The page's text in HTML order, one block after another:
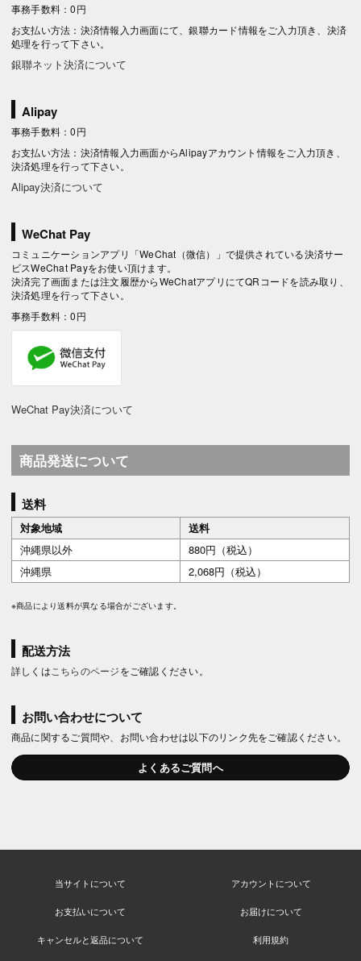
事務手数料：0円
お支払い方法：決済情報入力画面にて、銀聯カード情報をご入力頂き、決済
処理を行って下さい。
銀聯ネット決済について
Alipay
事務手数料：0円
お支払い方法：決済情報入力画面からAlipayアカウント情報をご入力頂き、
決済処理を行って下さい。
Alipay決済について
WeChat Pay
コミュニケーションアプリ「WeChat（微信）」で提供されている決済サー
ビスWeChat Payをお使い頂けます。
決済完了画面または注文履歴からWeChatアプリにてQRコードを読み取り、
決済処理を行って下さい。
事務手数料：0円
WeChat Pay決済について
商品発送について
送料
対象地域
送料
沖縄県以外
880円（税込）
沖縄県
2,068円（税込）
※商品により送料が異なる場合がございます。
配送方法
詳しくは こちらのページをご確認ください。
お問い合わせについて
商品に関するご質問や、お問い合わせは以下のリンク先をご確認ください。
よくあるご質問へ
当サイトについて アカウントについて
お支払いについて お届けについて
キャンセルと返品について 利用規約